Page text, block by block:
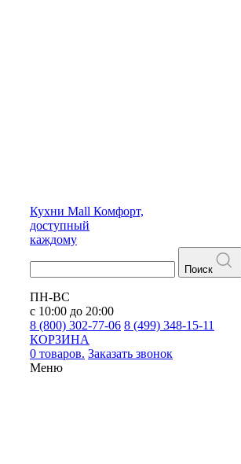
Кухни Mall Комфорт,
доступный
каждому
Поиск
ПН-ВС
с 10:00 до 20:00
8 (800) 302-77-06 8 (499) 348-15-11
КОРЗИНА
0 товаров. Заказать звонок
Меню